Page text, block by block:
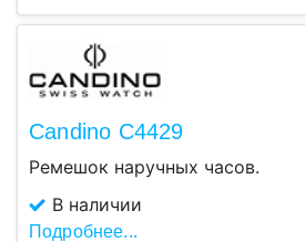
Candino C4429
Ремешок наручных часов.
В наличии
Подробнее...